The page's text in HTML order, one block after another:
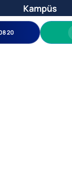
Kampüs
811 08 20
20